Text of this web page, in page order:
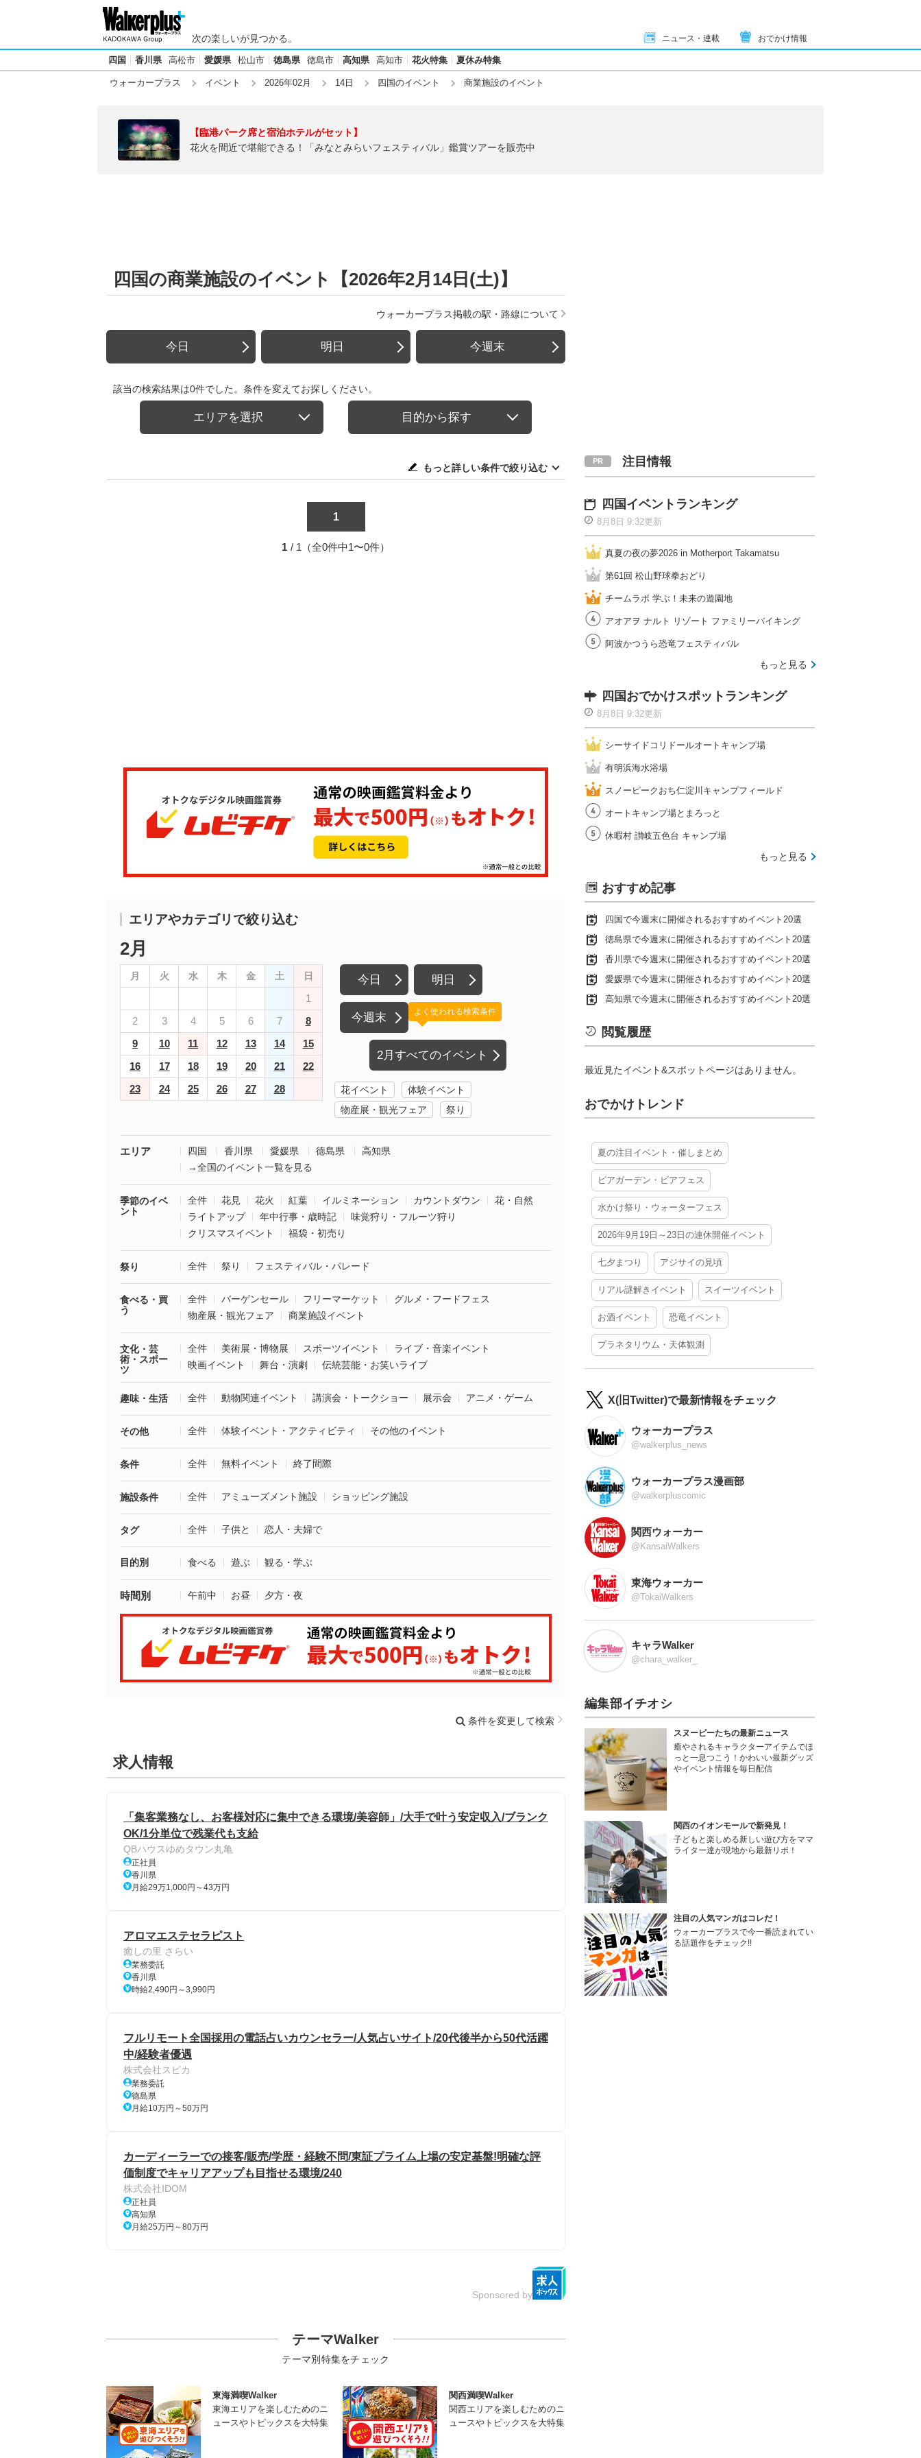
次の楽しいが見つかる。 ニュース・連載 おでかけ情報
四国 香川県 高松市 愛媛県 松山市 徳島県 徳島市 高知県 高知市 花火特集 夏休み特集
ウォーカープラス イベント 2026年02月 14日 四国のイベント 商業施設のイベント
【臨港パーク席と宿泊ホテルがセット】
花火を間近で堪能できる！「みなとみらいフェスティバル」鑑賞ツアーを販売中
四国の商業施設のイベント【2026年2月14日(土)】
ウォーカープラス掲載の駅・路線について
今日 明日 今週末
該当の検索結果は0件でした。条件を変えてお探しください。
エリアを選択 目的から探す
もっと詳しい条件で絞り込む
1
1 / 1（全0件中1〜0件）
エリアやカテゴリで絞り込む
2月
月 火 水 木 金 土 日
1
2
3 4 5 6 7
8
9
10 11 12 13 14
15
16
17 18 19 20 21
22
23
24 25 26 27 28
今日 明日
今週末
2月すべてのイベント
よく使われる検索条件
花イベント
体験イベント
物産展・観光フェア
祭り
エリア 四国 香川県 愛媛県 徳島県
高知県
→全国のイベント一覧を見る
季節のイベ
ント
全件 花見 花火 紅葉 イルミネーション カウントダウン
花・自然
ライトアップ
年中行事・歳時記
味覚狩り・フルーツ狩り
クリスマスイベント
福袋・初売り
祭り 全件 祭り フェスティバル・パレード
食べる・買
う
全件 バーゲンセール フリーマーケット
グルメ・フードフェス
物産展・観光フェア
商業施設イベント
文化・芸
術・スポー
ツ
全件 美術展・博物展 スポーツイベント
ライブ・音楽イベント
映画イベント
舞台・演劇 伝統芸能・お笑いライブ
趣味・生活 全件 動物関連イベント 講演会・トークショー 展示会 アニメ・ゲーム
その他 全件 体験イベント・アクティビティ その他のイベント
条件 全件 無料イベント 終了間際
施設条件 全件 アミューズメント施設 ショッピング施設
タグ 全件 子供と 恋人・夫婦で
目的別 食べる 遊ぶ 観る・学ぶ
時間別 午前中 お昼 夕方・夜
条件を変更して検索
求人情報
「集客業務なし、お客様対応に集中できる環境/美容師」/大手で叶う安定収入/ブランク
OK/1分単位で残業代も支給
QBハウスゆめタウン丸亀
正社員
香川県
月給29万1,000円～43万円
アロマエステセラピスト
癒しの里 さらい
業務委託
香川県
時給2,490円～3,990円
フルリモート全国採用の電話占いカウンセラー/人気占いサイト/20代後半から50代活躍
中/経験者優遇
株式会社スピカ
業務委託
徳島県
月給10万円～50万円
カーディーラーでの接客/販売/学歴・経験不問/東証プライム上場の安定基盤!明確な評
価制度でキャリアアップも目指せる環境/240
株式会社IDOM
正社員
高知県
月給25万円～80万円
Sponsored by
テーマWalker
テーマ別特集をチェック
東海満喫Walker
東海エリアを楽しむためのニ
ュースやトピックスを大特集
関西満喫Walker
関西エリアを楽しむためのニ
ュースやトピックスを大特集
注目情報
四国イベントランキング
8月8日 9:32更新
真夏の夜の夢2026 in Motherport Takamatsu
第61回 松山野球拳おどり
チームラボ 学ぶ！未来の遊園地
アオアヲ ナルト リゾート ファミリーバイキング
阿波かつうら恐竜フェスティバル
もっと見る
四国おでかけスポットランキング
8月8日 9:32更新
シーサイドコリドールオートキャンプ場
有明浜海水浴場
スノーピークおち仁淀川キャンプフィールド
オートキャンプ場とまろっと
休暇村 讃岐五色台 キャンプ場
もっと見る
おすすめ記事
四国で今週末に開催されるおすすめイベント20選
徳島県で今週末に開催されるおすすめイベント20選
香川県で今週末に開催されるおすすめイベント20選
愛媛県で今週末に開催されるおすすめイベント20選
高知県で今週末に開催されるおすすめイベント20選
閲覧履歴
最近見たイベント&スポットページはありません。
おでかけトレンド
夏の注目イベント・催しまとめ
ビアガーデン・ビアフェス
水かけ祭り・ウォーターフェス
2026年9月19日～23日の連休開催イベント
七夕まつり アジサイの見頃
リアル謎解きイベント スイーツイベント
お酒イベント 恐竜イベント
プラネタリウム・天体観測
X(旧Twitter)で最新情報をチェック
ウォーカープラス
@walkerplus_news
ウォーカープラス漫画部
@walkerpluscomic
関西ウォーカー
@KansaiWalkers
東海ウォーカー
@TokaiWalkers
キャラWalker
@chara_walker_
編集部イチオシ
スヌーピーたちの最新ニュース
癒やされるキャラクターアイテムでほ
っと一息つこう！かわいい最新グッズ
やイベント情報を毎日配信
関西のイオンモールで新発見！
子どもと楽しめる新しい遊び方をママ
ライター達が現地から最新リポ！
注目の人気マンガはコレだ！
ウォーカープラスで今一番読まれてい
る話題作をチェック!!